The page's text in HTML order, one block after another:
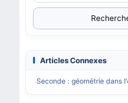
Articles Connexes
Seconde : géométrie dans